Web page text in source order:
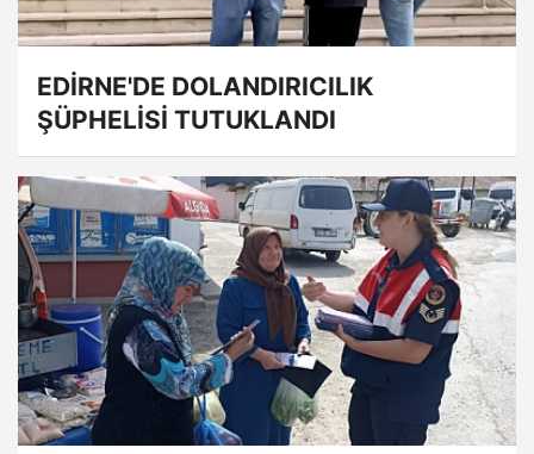
EDİRNE'DE DOLANDIRICILIK
ŞÜPHELİSİ TUTUKLANDI